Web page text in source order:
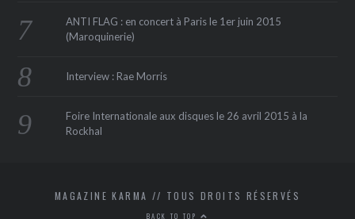
ANTI FLAG : en concert à Paris le 1er juin 2015
(Maroquinerie‏)
Interview : Rae Morris
Foire Internationale aux disques le 26 avril 2015 à la
Rockhal
MAGAZINE KARMA // TOUS DROITS RÉSERVÉS
BACK TO TOP